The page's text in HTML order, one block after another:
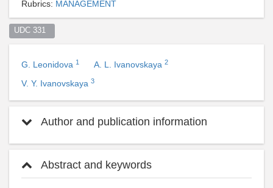
Rubrics: MANAGEMENT
UDC 331
G. Leonidova 1 A. L. Ivanovskaya 2
V. Y. Ivanovskaya 3
Author and publication information
Abstract and keywords